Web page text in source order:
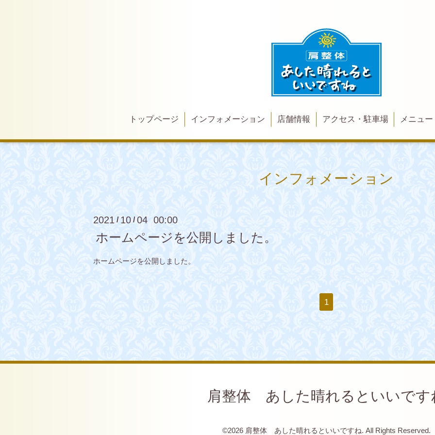
トップページ インフォメーション 店舗情報 アクセス・駐車場 メニュー
インフォメーション
2021 / 10 / 04 00:00
ホームページを公開しました。
ホームページを公開しました。
1
肩整体 あした晴れるといいです
©2026 肩整体 あした晴れるといいですね. All Rights Reserved.